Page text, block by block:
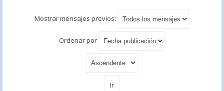
Mostrar mensajes previos:
Ordenar por